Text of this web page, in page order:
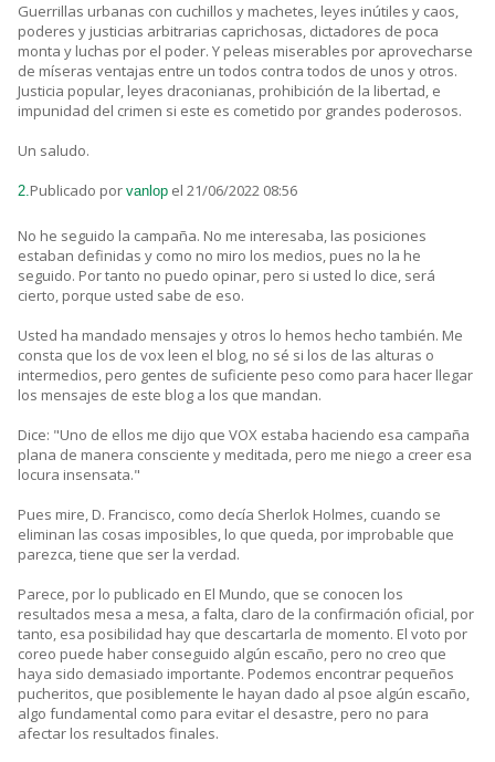
Guerrillas urbanas con cuchillos y machetes, leyes inútiles y caos,
poderes y justicias arbitrarias caprichosas, dictadores de poca
monta y luchas por el poder. Y peleas miserables por aprovecharse
de míseras ventajas entre un todos contra todos de unos y otros.
Justicia popular, leyes draconianas, prohibición de la libertad, e
impunidad del crimen si este es cometido por grandes poderosos.
Un saludo.
2.Publicado por vanlop el 21/06/2022 08:56
No he seguido la campaña. No me interesaba, las posiciones
estaban definidas y como no miro los medios, pues no la he
seguido. Por tanto no puedo opinar, pero si usted lo dice, será
cierto, porque usted sabe de eso.
Usted ha mandado mensajes y otros lo hemos hecho también. Me
consta que los de vox leen el blog, no sé si los de las alturas o
intermedios, pero gentes de suficiente peso como para hacer llegar
los mensajes de este blog a los que mandan.
Dice: "Uno de ellos me dijo que VOX estaba haciendo esa campaña
plana de manera consciente y meditada, pero me niego a creer esa
locura insensata."
Pues mire, D. Francisco, como decía Sherlok Holmes, cuando se
eliminan las cosas imposibles, lo que queda, por improbable que
parezca, tiene que ser la verdad.
Parece, por lo publicado en El Mundo, que se conocen los
resultados mesa a mesa, a falta, claro de la confirmación oficial, por
tanto, esa posibilidad hay que descartarla de momento. El voto por
coreo puede haber conseguido algún escaño, pero no creo que
haya sido demasiado importante. Podemos encontrar pequeños
pucheritos, que posiblemente le hayan dado al psoe algún escaño,
algo fundamental como para evitar el desastre, pero no para
afectar los resultados finales.